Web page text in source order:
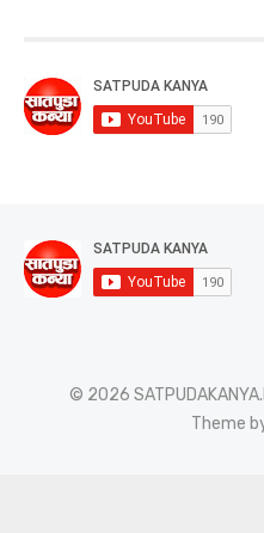
© 2026
Theme